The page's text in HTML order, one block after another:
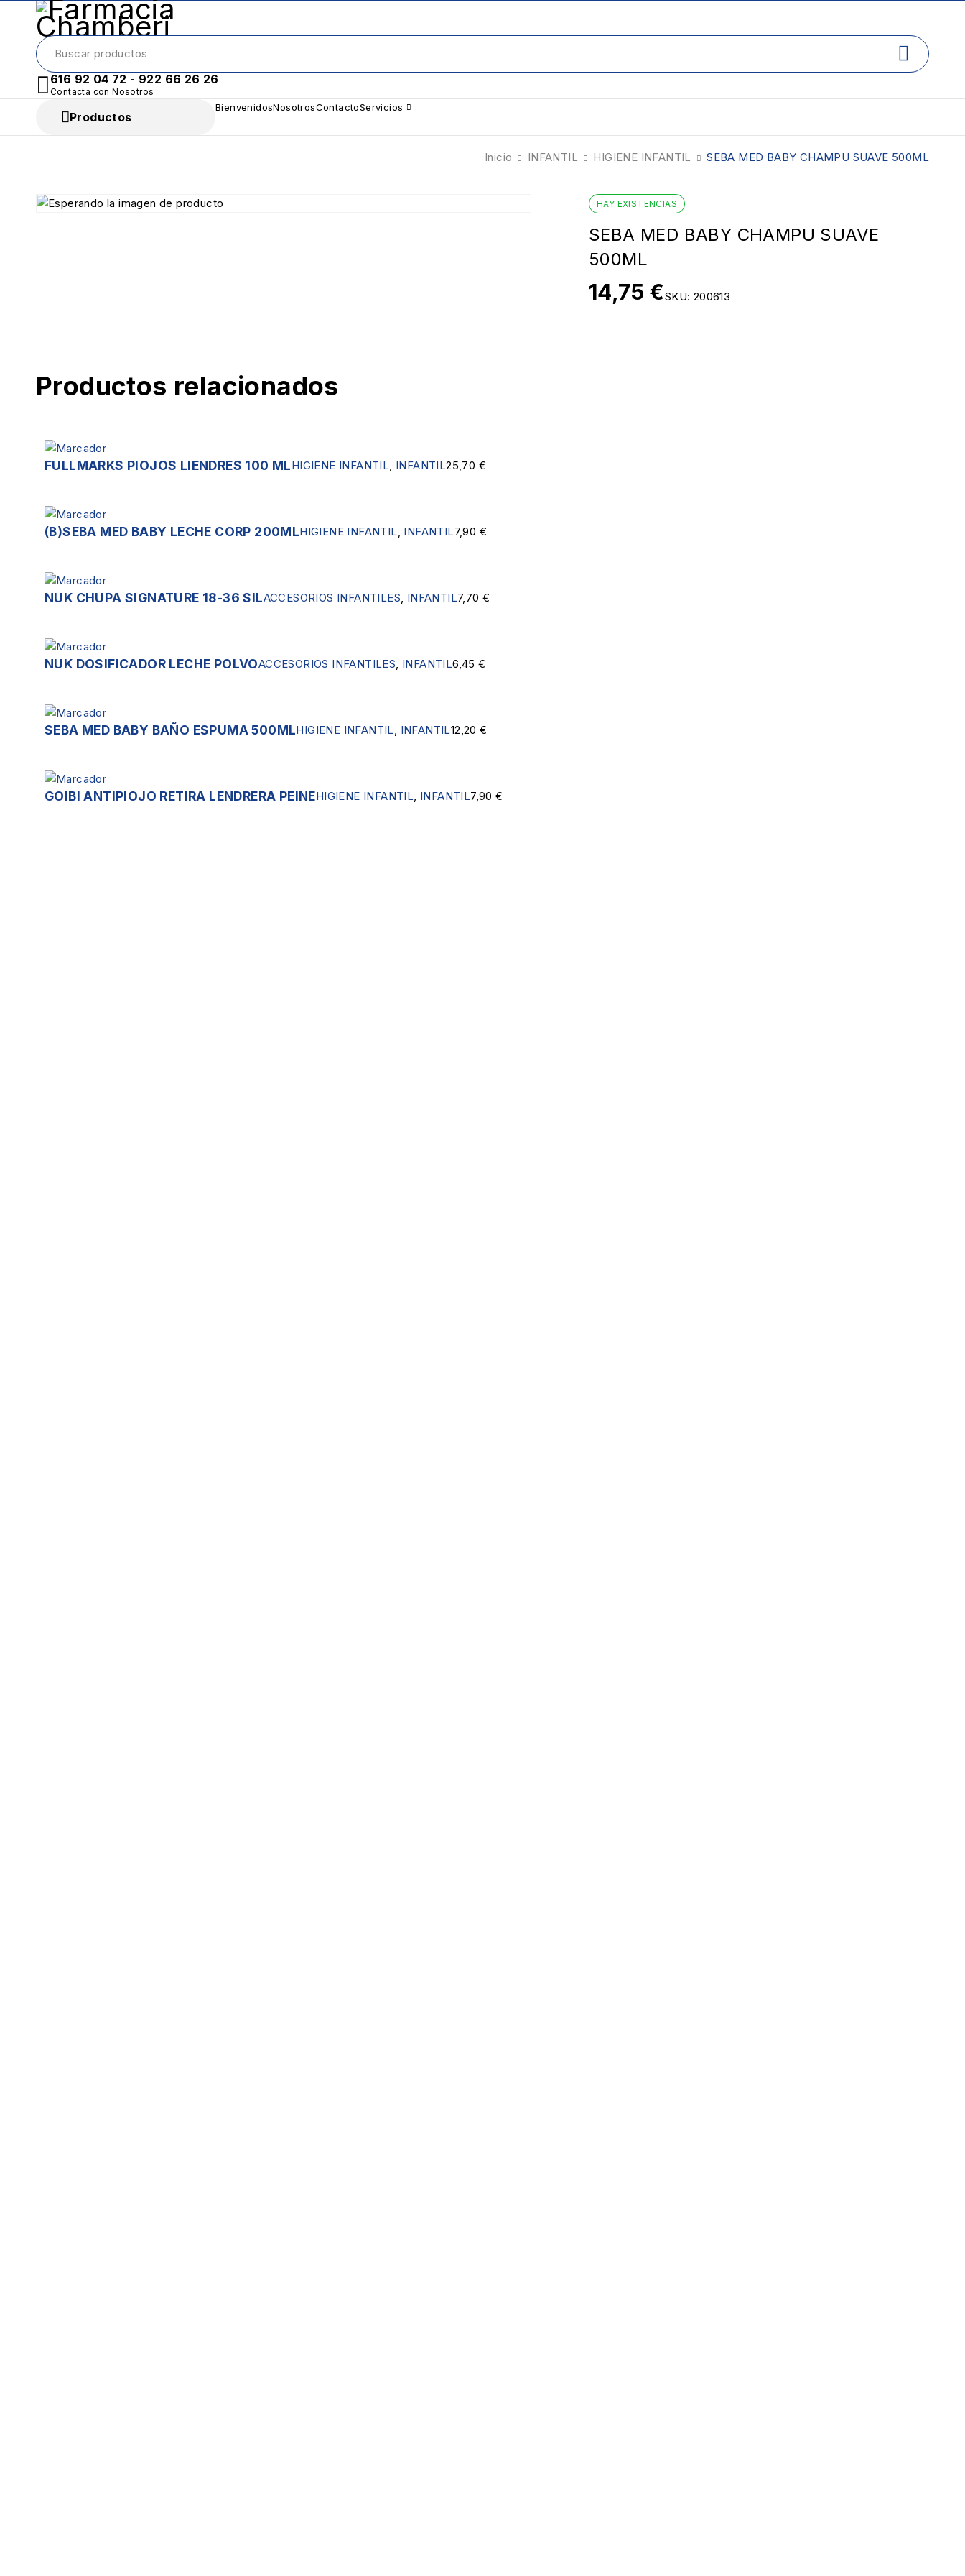
616 92 04 72 - 922 66 26 26
Contacta con Nosotros
Productos
BienvenidosNosotrosContactoServicios
Inicio INFANTIL HIGIENE INFANTIL SEBA MED BABY CHAMPU SUAVE 500ML
HAY EXISTENCIAS
SEBA MED BABY CHAMPU SUAVE
500ML
14,75 €SKU: 200613
Productos relacionados
FULLMARKS PIOJOS LIENDRES 100 MLHIGIENE INFANTIL, INFANTIL25,70 €
(B)SEBA MED BABY LECHE CORP 200MLHIGIENE INFANTIL, INFANTIL7,90 €
NUK CHUPA SIGNATURE 18-36 SILACCESORIOS INFANTILES, INFANTIL7,70€
NUK DOSIFICADOR LECHE POLVOACCESORIOS INFANTILES, INFANTIL6,45€
SEBA MED BABY BAÑO ESPUMA 500MLHIGIENE INFANTIL, INFANTIL12,20€
GOIBI ANTIPIOJO RETIRA LENDRERA PEINEHIGIENE INFANTIL, INFANTIL7,90€